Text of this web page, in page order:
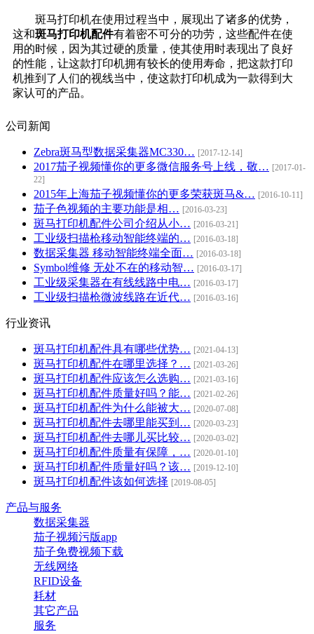
斑马打印机在使用过程当中，展现出了诸多的优势，
这和斑马打印机配件有着密不可分的功劳，这些配件在使
用的时候，因为其过硬的质量，使其使用时表现出了良好
的性能，让这款打印机拥有较长的使用寿命，把这款打印
机推到了人们的视线当中，使这款打印机成为一款得到大
家认可的产品。
公司新闻
Zebra斑马型数据采集器MC330… [2017-12-14]
2017茄子视频懂你的更多微信服务号上线，敬… [2017-01-
22]
2015年上海茄子视频懂你的更多荣获斑马&… [2016-10-11]
茄子色视频的主要功能是相… [2016-03-23]
斑马打印机配件公司介绍从小… [2016-03-21]
工业级扫描枪移动智能终端的… [2016-03-18]
数据采集器 移动智能终端全面… [2016-03-18]
Symbol维修 无处不在的移动智… [2016-03-17]
工业级采集器在有线线路中电… [2016-03-17]
工业级扫描枪微波线路在近代… [2016-03-16]
行业资讯
斑马打印机配件具有哪些优势… [2021-04-13]
斑马打印机配件在哪里选择？… [2021-03-26]
斑马打印机配件应该怎么选购… [2021-03-16]
斑马打印机配件质量好吗？能… [2021-02-26]
斑马打印机配件为什么能被大… [2020-07-08]
斑马打印机配件去哪里能买到… [2020-03-23]
斑马打印机配件去哪儿买比较… [2020-03-02]
斑马打印机配件质量有保障，… [2020-01-10]
斑马打印机配件质量好吗？该… [2019-12-10]
斑马打印机配件该如何选择 [2019-08-05]
产品与服务
数据采集器
茄子视频污版app
茄子免费视频下载
无线网络
RFID设备
耗材
其它产品
服务